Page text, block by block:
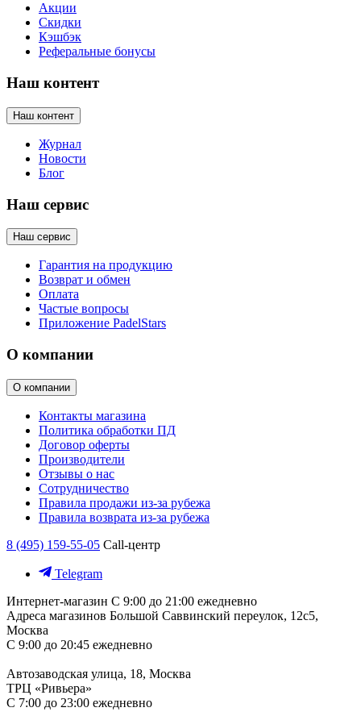
Акции
Скидки
Кэшбэк
Реферальные бонусы
Наш контент
Наш контент
Журнал
Новости
Блог
Наш сервис
Наш сервис
Гарантия на продукцию
Возврат и обмен
Оплата
Частые вопросы
Приложение PadelStars
О компании
О компании
Контакты магазина
Политика обработки ПД
Договор оферты
Производители
Отзывы о нас
Сотрудничество
Правила продажи из-за рубежа
Правила возврата из-за рубежа
8 (495) 159-55-05 Call-центр
Telegram
Интернет-магазин С 9:00 до 21:00 ежедневно
Адреса магазинов Большой Саввинский переулок, 12с5,
Москва
С 9:00 до 20:45 ежедневно
Автозаводская улица, 18, Москва
ТРЦ «Ривьера»
С 7:00 до 23:00 ежедневно